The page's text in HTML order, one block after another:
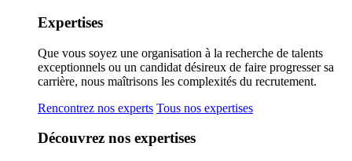
Expertises
Que vous soyez une organisation à la recherche de talents
exceptionnels ou un candidat désireux de faire progresser sa
carrière, nous maîtrisons les complexités du recrutement.
Rencontrez nos experts Tous nos expertises
Découvrez nos expertises